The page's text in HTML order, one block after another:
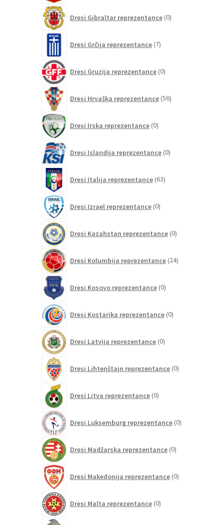
Dresi Gibraltar reprezentance 0izdelkov
Dresi Grčija reprezentance 7izdelkov
Dresi Gruzija reprezentance 0izdelkov
Dresi Hrvaška reprezentance 56izdelkov
Dresi Irska reprezentance 0izdelkov
Dresi Islandija reprezentance 0izdelkov
Dresi Italija reprezentance 63izdelkov
Dresi Izrael reprezentance 0izdelkov
Dresi Kazahstan reprezentance 0izdelkov
Dresi Kolumbija reprezentance 24izdelkov
Dresi Kosovo reprezentance 0izdelkov
Dresi Kostarika reprezentance 0izdelkov
Dresi Latvija reprezentance 0izdelkov
Dresi Lihtenštajn reprezentance 0izdelkov
Dresi Litva reprezentance 0izdelkov
Dresi Luksemburg reprezentance 0izdelkov
Dresi Madžarska reprezentance 0izdelkov
Dresi Makedonija reprezentance 0izdelkov
Dresi Malta reprezentance 0izdelkov